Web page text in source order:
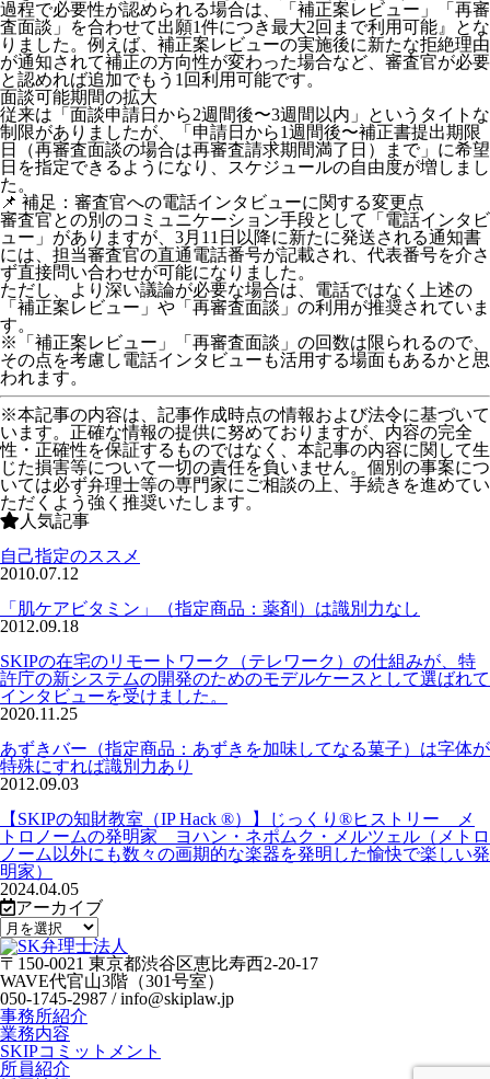
過程で必要性が認められる場合は、
「補正案レビュー」「再審
査面談」を合わせて出願1件につき最大2回まで利用可能 』とな
りました。例えば、補正案レビューの実施後に新たな拒絶理由
が通知されて補正の方向性が変わった場合など、審査官が必要
と認めれば追加でもう1回利用可能です。
面談可能期間の拡大
従来は「面談申請日から2週間後〜3週間以内」というタイトな
制限がありましたが、「 申請日から1週間後〜補正書提出期限
日（再審査面談の場合は再審査請求期間満了日）まで」に希望
日を指定できるようになり、スケジュールの自由度が増しまし
た。
📌 補足：審査官への電話インタビューに関する変更点
審査官との別のコミュニケーション手段として「電話インタビ
ュー」がありますが、3月11日以降に新たに発送される通知書
には、担当審査官の直通電話番号が記載され、代表番号を介さ
ず直接問い合わせが可能になりました。
ただし、より深い議論が必要な場合は、電話ではなく上述の
「補正案レビュー」や「再審査面談」の利用が推奨されていま
す。
※「補正案レビュー」「再審査面談」の回数は限られるので、
その点を考慮し電話インタビューも活用する場面もあるかと思
われます。
※本記事の内容は、記事作成時点の情報および法令に基づいて
います。正確な情報の提供に努めておりますが、内容の完全
性・正確性を保証するものではなく、本記事の内容に関して生
じた損害等について一切の責任を負いません。個別の事案につ
いては必ず弁理士等の専門家にご相談の上、手続きを進めてい
ただくよう強く推奨いたします。
人気記事
自己指定のススメ
2010.07.12
「肌ケアビタミン」（指定商品：薬剤）は識別力なし
2012.09.18
SKIPの在宅のリモートワーク（テレワーク）の仕組みが、特
許庁の新システムの開発のためのモデルケースとして選ばれて
インタビューを受けました。
2020.11.25
あずきバー（指定商品：あずきを加味してなる菓子）は字体が
特殊にすれば識別力あり
2012.09.03
【SKIPの知財教室（IP Hack ®）】じっくり®ヒストリー メ
トロノームの発明家 ヨハン・ネポムク・メルツェル（メトロ
ノーム以外にも数々の画期的な楽器を発明した愉快で楽しい発
明家）
2024.04.05
アーカイブ
〒150-0021 東京都渋谷区恵比寿西2-20-17
WAVE代官山3階（301号室）
050-1745-2987 / info@skiplaw.jp
事務所紹介
業務内容
SKIPコミットメント
所員紹介